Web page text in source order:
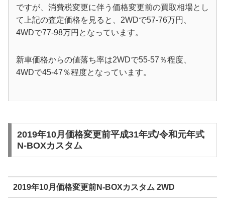
ですが、消費税変更に伴う価格変更前の買取相場とし
て上記の査定価格を見ると、2WDで57-76万円、
4WDで77-98万円となっています。
新車価格からの値落ち率は2WDで55-57％程度、
4WDで45-47％程度となっています。
2019年10月価格変更前平成31年式/令和元年式
N-BOXカスタム
2019年10月価格変更前N-BOXカスタム 2WD